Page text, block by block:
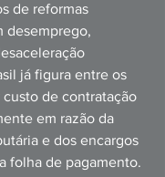
de reformas
desemprego,
já figura entre os
custo de contratação
em razão da
e dos encargos
folha de pagamento.